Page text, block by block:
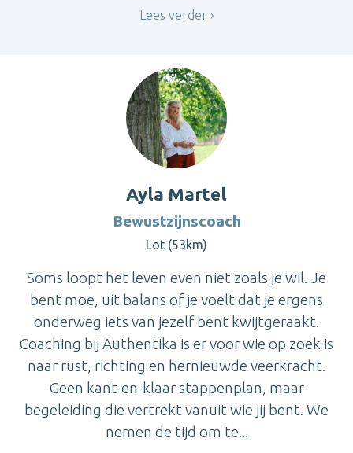
Lees verder
Ayla Martel
Bewustzijnscoach
Lot (53km)
Soms loopt het leven even niet zoals je wil. Je
bent moe, uit balans of je voelt dat je ergens
onderweg iets van jezelf bent kwijtgeraakt.
Coaching bij Authentika is er voor wie op zoek is
naar rust, richting en hernieuwde veerkracht.
Geen kant-en-klaar stappenplan, maar
begeleiding die vertrekt vanuit wie jij bent. We
nemen de tijd om te...